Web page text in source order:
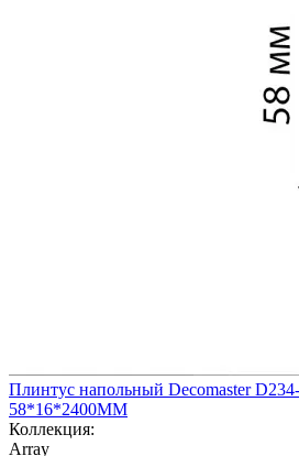
Плинтус напольный Decomaster
58*16*2400ММ
Коллекция:
Array